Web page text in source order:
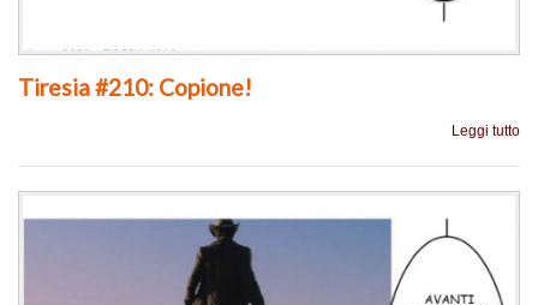
Tiresia #210: Copione!
Leggi tutto